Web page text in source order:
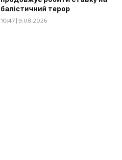
балістичний терор
10:47 | 9.08.2026